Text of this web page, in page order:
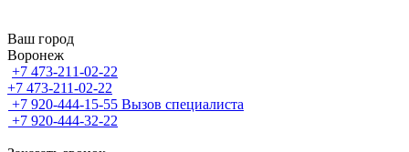
Ваш город
Воронеж
+7 473-211-02-22
+7 473-211-02-22
+7 920-444-15-55 Вызов специалиста
+7 920-444-32-22